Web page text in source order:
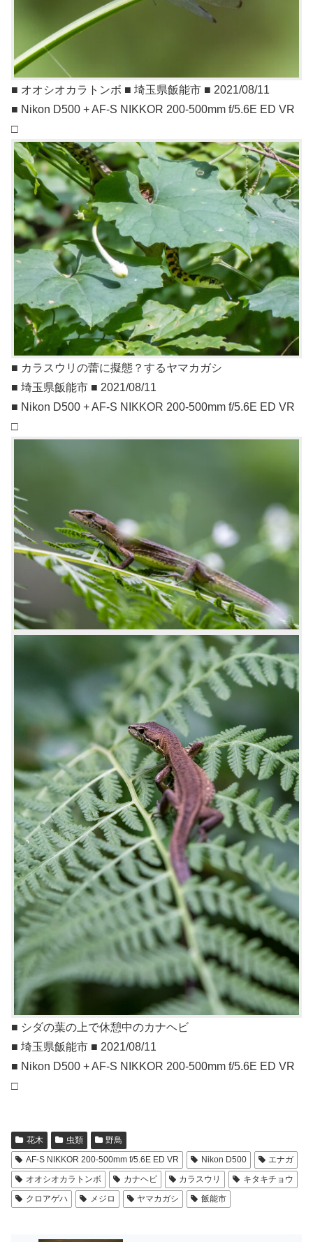
■ オオシオカラトンボ ■ 埼玉県飯能市 ■ 2021/08/11
■ Nikon D500 + AF-S NIKKOR 200-500mm f/5.6E ED VR
□
■ カラスウリの蕾に擬態？するヤマカガシ
■ 埼玉県飯能市 ■ 2021/08/11
■ Nikon D500 + AF-S NIKKOR 200-500mm f/5.6E ED VR
□
■ シダの葉の上で休憩中のカナヘビ
■ 埼玉県飯能市 ■ 2021/08/11
■ Nikon D500 + AF-S NIKKOR 200-500mm f/5.6E ED VR
□
花木 虫類
野鳥
AF-S NIKKOR 200-500mm f/5.6E ED VR
Nikon D500
エナガ
オオシオカラトンボ
カナヘビ カラスウリ
キタキチョウ
クロアゲハ
メジロ ヤマカガシ 飯能市